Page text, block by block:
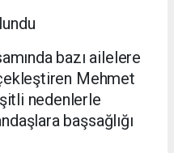
bazı ailelere
Mehmet
nedenlerle
başsağlığı